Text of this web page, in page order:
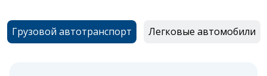
Грузовой автотранспорт Легковые автомобили